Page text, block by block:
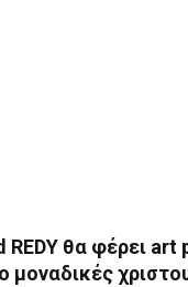
REDY θα φέρει art
μοναδικές